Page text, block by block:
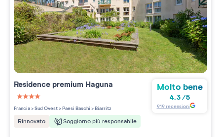
Residence premium Haguna
4 étoiles sur 5
Francia>Sud Ovest>Paesi Baschi >Biarritz
Rinnovato Soggiorno più responsabile
Molto bene
4.3/5
919recensioni